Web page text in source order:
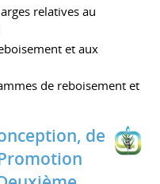
relatives au
et aux
de reboisement et
de